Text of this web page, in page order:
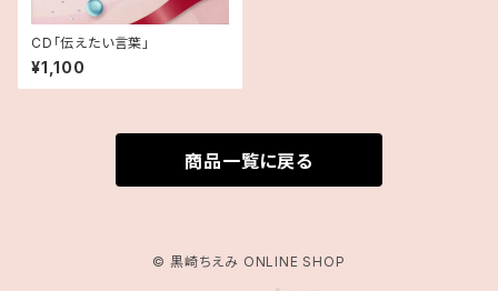
CD「伝えたい言葉」
¥1,100
商品一覧に戻る
© 黒崎ちえみ ONLINE SHOP